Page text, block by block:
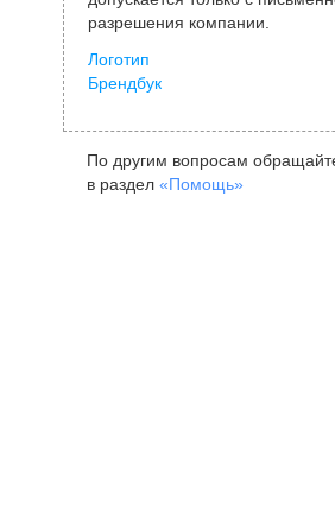
разрешения компании.
Логотип
Брендбук
По другим вопросам
в раздел «Помощь»